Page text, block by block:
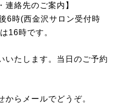
連絡先のご案内】
6時(西金沢サロン受付時
16時です。
いたします。当日のご予約
からメールでどうぞ。